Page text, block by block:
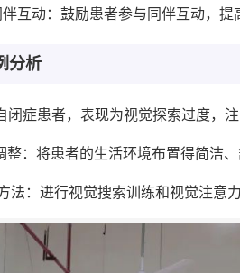
伴互动：鼓励患者参与同伴互动，
分析
闭症患者，表现为视觉探索过度，
整：将患者的生活环境布置得简洁、
法：进行视觉搜索训练和视觉注意